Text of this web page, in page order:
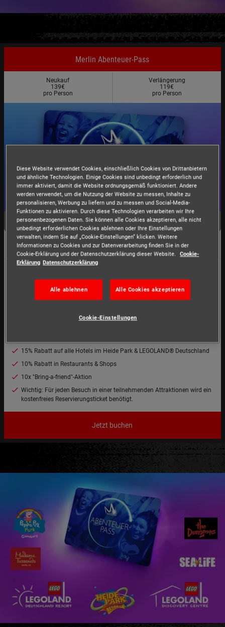
Merlin Abenteuer-Pass
Neukauf
139€
pro Person
Verlängerung
119€
pro Person
364 Tage unbegrenzte Abenteuer
Konditionen
LEGOLAND® Deutschland inkl. Parken
1 Jahr freier Eintritt in alle deutschen Merlin Indoor-Attraktionen (u.a.
Jeweils 1 Eintritt an bis zu zwei aufeinanderfolgenden Tagen im
15% Rabatt auf alle Hotels im Heide Park & LEGOLAND® Deutschland
10% Rabatt in Restaurants & Shops
10x "Bring-a-friend"-Aktion
Wichtig: Für jeden Besuch in einer teilnehmenden Attraktionen wird ein
kostenfreies Reservierungsticket benötigt.
Jetzt buchen
Diese Website verwendet Cookies, einschließlich Cookies von Drittanbietern
und ähnliche Technologien. Einige Cookies sind unbedingt erforderlich und
immer aktiviert, damit die Website ordnungsgemäß funktioniert. Andere
werden verwendet, um die Nutzung der Website zu messen, Inhalte zu
personalisieren, Werbung zu liefern und zu messen und Social-Media-
Funktionen zu aktivieren. Durch diese Technologien verarbeiten wir Ihre
personenbezogenen Daten. Sie können alle Cookies akzeptieren, alle nicht
unbedingt erforderlichen Cookies ablehnen oder Ihre Einstellungen
verwalten, indem Sie auf „Cookie-Einstellungen“ klicken. Weitere
Informationen zu Cookies und zur Datenverarbeitung finden Sie in der
Cookie-Erklärung und der Datenschutzerklärung dieser Website.
Cookie-
Erklärung Datenschutzerklärung
Alle ablehnen Alle Cookies akzeptieren
Cookie-Einstellungen